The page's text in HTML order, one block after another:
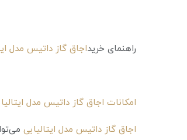
راهنمای خریداجاق گاز داتیس مدل
امکانات اجاق گاز داتیس مدل
اجاق گاز داتیس مدل ایتالیایی